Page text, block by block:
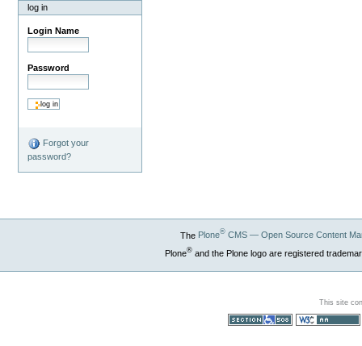
log in
Login Name
Password
Forgot your
password?
The Plone®CMS — Open Source Content
Plone®and the Plone logo are registered
This site